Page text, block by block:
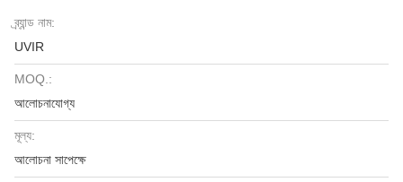
ব্র্যান্ড নাম:
UVIR
MOQ.:
আলোচনাযোগ্য
মূল্য:
আলোচনা সাপেক্ষে